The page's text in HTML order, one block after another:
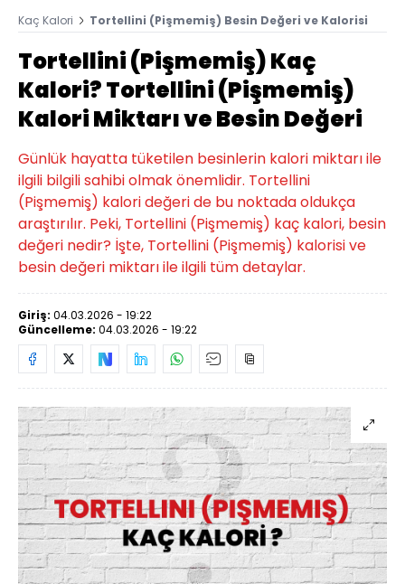
Kaç Kalori Tortellini (Pişmemiş) Besin Değeri ve Kalorisi
Tortellini (Pişmemiş) Kaç
Kalori? Tortellini (Pişmemiş)
Kalori Miktarı ve Besin Değeri
Günlük hayatta tüketilen besinlerin kalori miktarı ile
ilgili bilgili sahibi olmak önemlidir. Tortellini
(Pişmemiş) kalori değeri de bu noktada oldukça
araştırılır. Peki, Tortellini (Pişmemiş) kaç kalori, besin
değeri nedir? İşte, Tortellini (Pişmemiş) kalorisi ve
besin değeri miktarı ile ilgili tüm detaylar.
Giriş: 04.03.2026 - 19:22
Güncelleme: 04.03.2026 - 19:22